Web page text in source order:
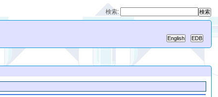
検索: